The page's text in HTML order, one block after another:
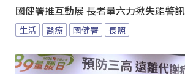
國健署推互動展 長者量六力揪失能警訊
生活 醫療 國健署 長照